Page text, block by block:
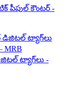
పీపుల్ కౌంటర్ -
ట్యాగ్‌లు -